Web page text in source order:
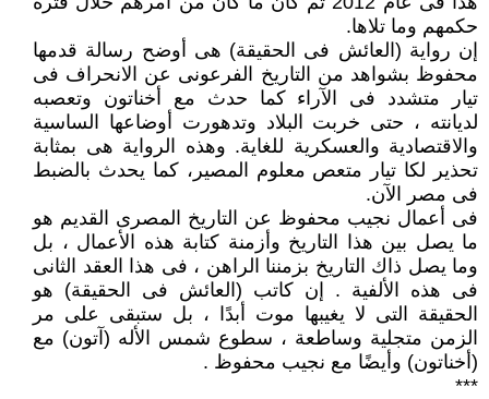
حكمهم وما تلاها.
إن رواية (العائش فى الحقيقة) هى أوضح رسالة قدمها
محفوظ بشواهد من التاريخ الفرعونى عن الانحراف فى
تيار متشدد فى الآراء كما حدث مع أخناتون وتعصبه
لديانته ، حتى خربت البلاد وتدهورت أوضاعها الساسية
والاقتصادية والعسكرية للغاية. وهذه الرواية هى بمثابة
تحذير لكا تيار متعص معلوم المصير، كما يحدث بالضبط
فى مصر الآن.
فى أعمال نجيب محفوظ عن التاريخ المصرى القديم هو
ما يصل بين هذا التاريخ وأزمنة كتابة هذه الأعمال ، بل
وما يصل ذاك التاريخ بزمننا الراهن ، فى هذا العقد الثانى
فى هذه الألفية . إن كاتب (العائش فى الحقيقة) هو
الحقيقة التى لا يغيبها موت أبدًا ، بل ستبقى على مر
الزمن متجلية وساطعة ، سطوع شمس الأله (آتون) مع
(أخناتون) وأيضًا مع نجيب محفوظ .
***